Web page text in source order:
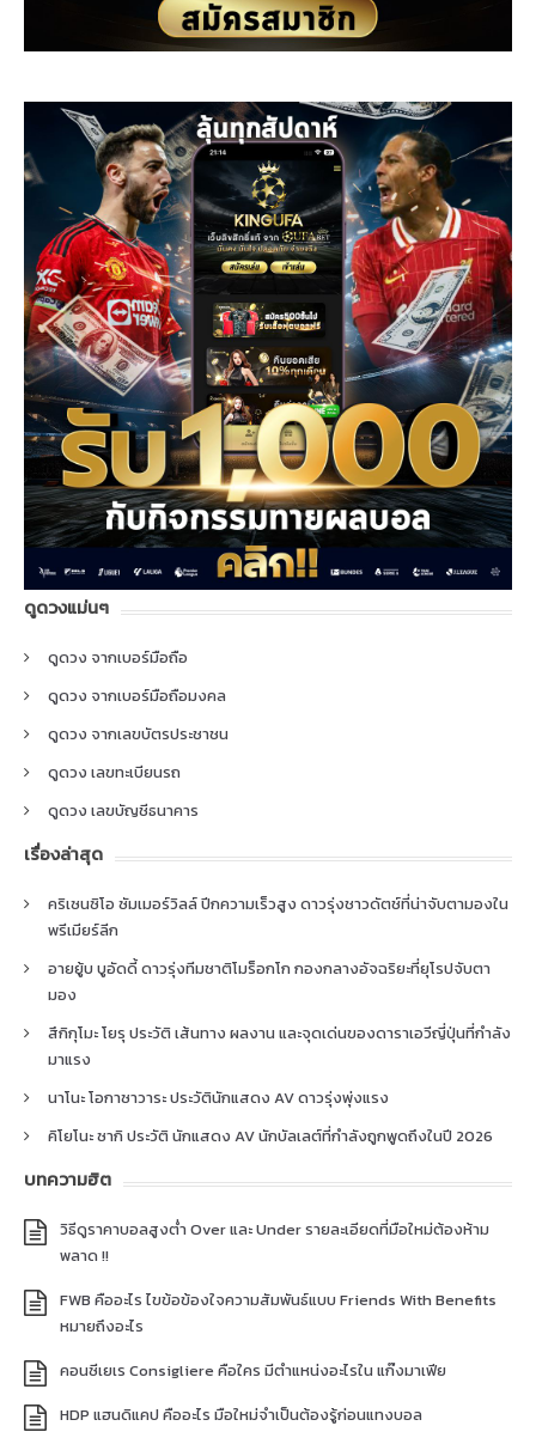
ดูดวงแม่นๆ
ดูดวง จากเบอร์มือถือ
ดูดวง จากเบอร์มือถือมงคล
ดูดวง จากเลขบัตรประชาชน
ดูดวง เลขทะเบียนรถ
ดูดวง เลขบัญชีธนาคาร
เรื่องล่าสุด
คริเซนซิโอ ซัมเมอร์วิลล์ ปีกความเร็วสูง ดาวรุ่งชาวดัตช์ที่น่าจับตามองใน
พรีเมียร์ลีก
อายยู้บ บูอัดดี้ ดาวรุ่งทีมชาติโมร็อกโก กองกลางอัจฉริยะที่ยุโรปจับตา
มอง
สึกิกุโมะ โยรุ ประวัติ เส้นทาง ผลงาน และจุดเด่นของดาราเอวีญี่ปุ่นที่กำลัง
มาแรง
นาโนะ โอกาซาวาระ ประวัตินักแสดง AV ดาวรุ่งพุ่งแรง
คิโยโนะ ซากิ ประวัติ นักแสดง AV นักบัลเลต์ที่กำลังถูกพูดถึงในปี 2026
บทความฮิต
วิธีดูราคาบอลสูงต่ำ Over และ Under รายละเอียดที่มือใหม่ต้องห้าม
พลาด !!
FWB คืออะไร ไขข้อข้องใจความสัมพันธ์แบบ Friends With Benefits
หมายถึงอะไร
คอนซีเยเร Consigliere คือใคร มีตำแหน่งอะไรใน แก๊งมาเฟีย
HDP แฮนดิแคป คืออะไร มือใหม่จำเป็นต้องรู้ก่อนแทงบอล